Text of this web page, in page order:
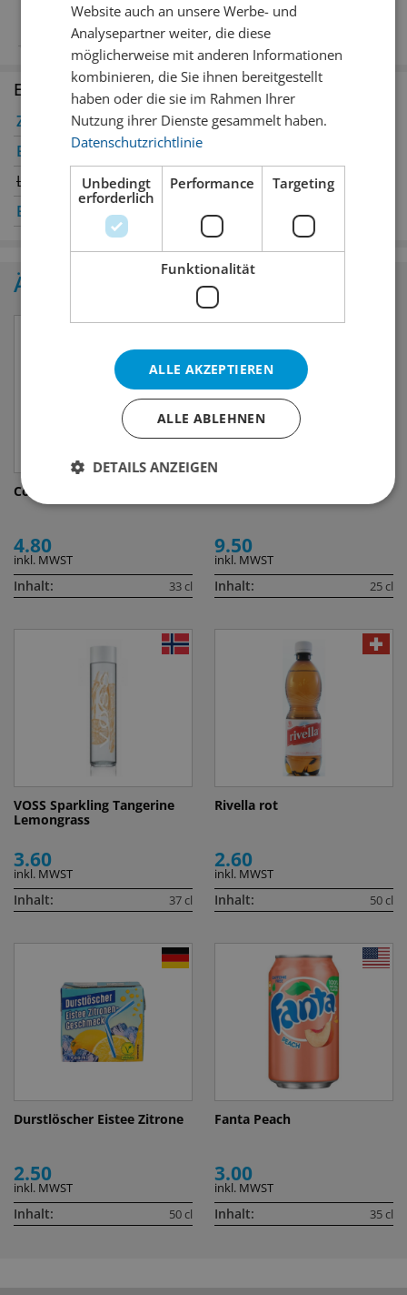
Angaben zu
Ernährungswerten
Erhältlich in den Filialen
Zürich
✔
Bern
✔
Luzern
Basel
Winterthur
Oerlikon
St. Gallen
Ähnliche Produkte
Cold Mate
4.80
inkl. MWST
Inhalt: 33 cl
9.50
inkl. MWST
Inhalt: 25 cl
VOSS Sparkling Tangerine
Lemongrass
3.60
inkl. MWST
Inhalt: 37 cl
Rivella rot
2.60
inkl. MWST
Inhalt: 50 cl
Durstlöscher Eistee Zitrone
2.50
inkl. MWST
Inhalt: 50 cl
Fanta Peach
3.00
inkl. MWST
Inhalt: 35 cl
Website auch an unsere Werbe- und
Analysepartner weiter, die diese
möglicherweise mit anderen Informationen
kombinieren, die Sie ihnen bereitgestellt
haben oder die sie im Rahmen Ihrer
Nutzung ihrer Dienste gesammelt haben.
Datenschutzrichtlinie
Unbedingt
erforderlich
Performance Targeting
Funktionalität
ALLE AKZEPTIEREN
ALLE ABLEHNEN
DETAILS ANZEIGEN